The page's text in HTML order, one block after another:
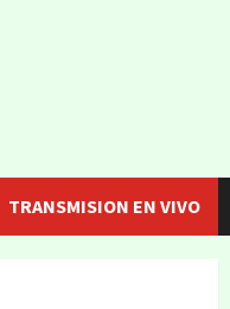
TRANSMISION EN VIVO